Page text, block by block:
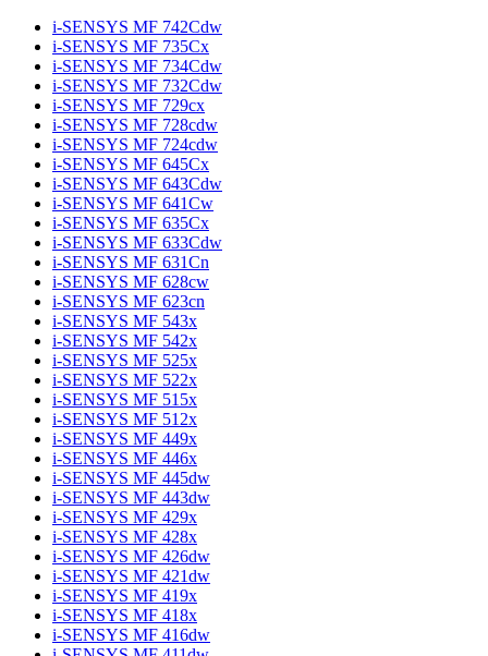
i-SENSYS MF 742Cdw
i-SENSYS MF 735Cx
i-SENSYS MF 734Cdw
i-SENSYS MF 732Cdw
i-SENSYS MF 729cx
i-SENSYS MF 728cdw
i-SENSYS MF 724cdw
i-SENSYS MF 645Cx
i-SENSYS MF 643Cdw
i-SENSYS MF 641Cw
i-SENSYS MF 635Cx
i-SENSYS MF 633Cdw
i-SENSYS MF 631Cn
i-SENSYS MF 628cw
i-SENSYS MF 623cn
i-SENSYS MF 543x
i-SENSYS MF 542x
i-SENSYS MF 525x
i-SENSYS MF 522x
i-SENSYS MF 515x
i-SENSYS MF 512x
i-SENSYS MF 449x
i-SENSYS MF 446x
i-SENSYS MF 445dw
i-SENSYS MF 443dw
i-SENSYS MF 429x
i-SENSYS MF 428x
i-SENSYS MF 426dw
i-SENSYS MF 421dw
i-SENSYS MF 419x
i-SENSYS MF 418x
i-SENSYS MF 416dw